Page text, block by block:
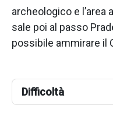
archeologico e l’area
sale poi al passo
possibile ammirare il
Difficoltà